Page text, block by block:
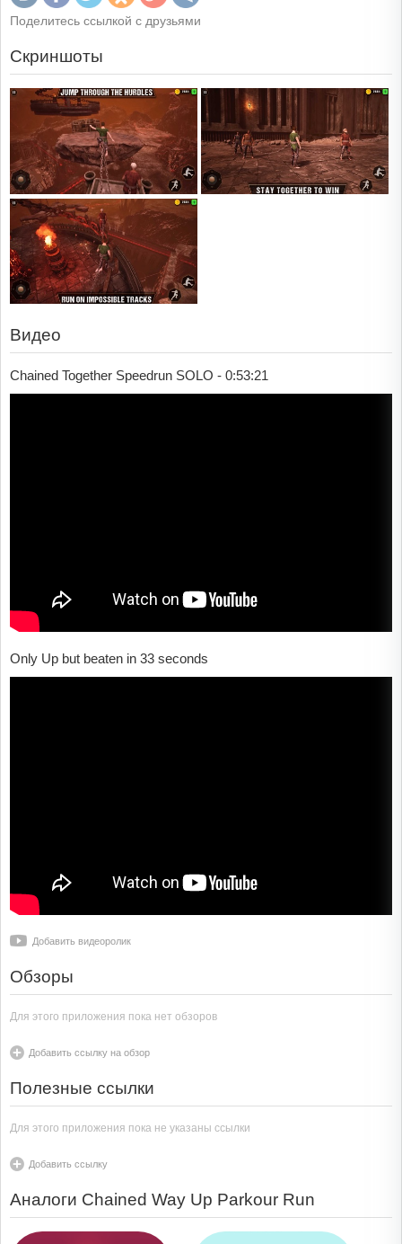
Поделитесь ссылкой с друзьями
Скриншоты
Видео
Chained Together Speedrun SOLO - 0:53:21
Only Up but beaten in 33 seconds
Добавить видеоролик
Обзоры
Для этого приложения пока нет обзоров
Добавить ссылку на обзор
Полезные ссылки
Для этого приложения пока не указаны ссылки
Добавить ссылку
Аналоги Chained Way Up Parkour Run